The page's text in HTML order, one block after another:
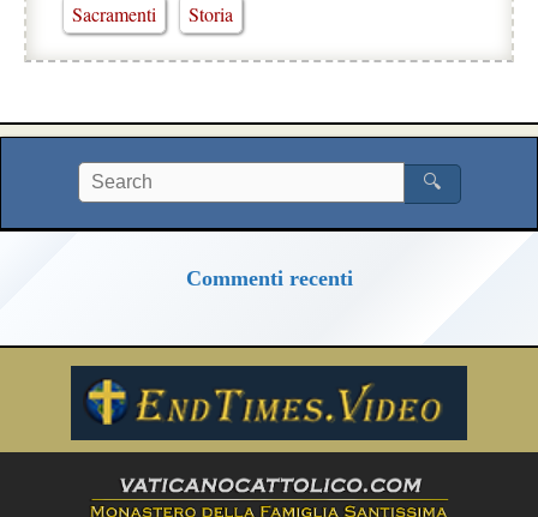
Sacramenti
Storia
🔍
Commenti recenti